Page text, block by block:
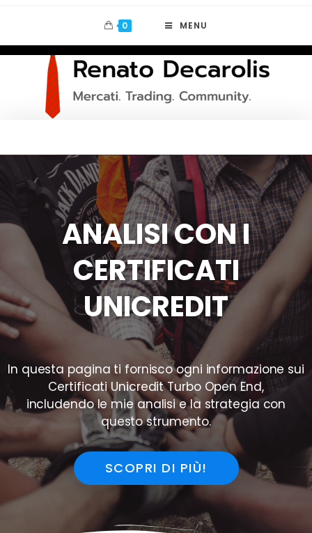
0 MENU
ANALISI CON I
CERTIFICATI
UNICREDIT
In questa pagina ti fornisco ogni informazione sui
Certificati Unicredit Turbo Open End,
includendo le mie analisi e la strategia con
questo strumento.
SCOPRI DI PIÙ!